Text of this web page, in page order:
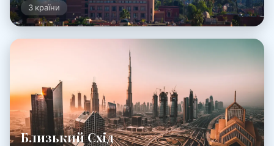
3 країни
Близький Схід